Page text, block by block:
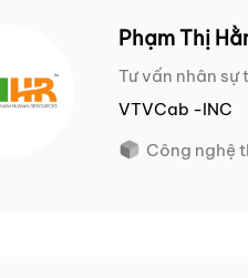
Phạm Thị
Tư vấn nhân sự
VTVCab -INC
Công nghệ